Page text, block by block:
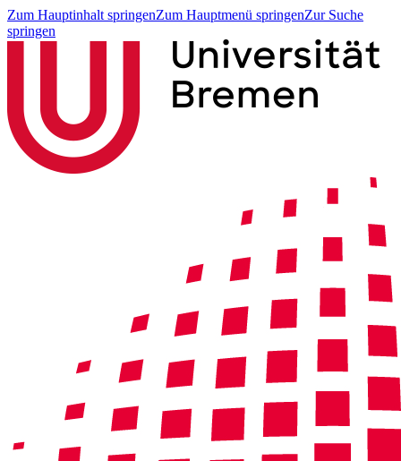
Zum Hauptinhalt springenZum Hauptmenü springenZur Suche
springen